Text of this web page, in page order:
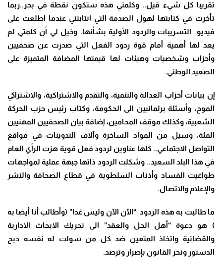
تقريبا كل شيء قيل.. وكلمتي هذه ستكون نقطة في بحر..ربما
تأخرت في كتابتها لهول الصدمة التي انتابتني عندما اطلعت على
فيديو التسريبات والردود الأولية بشأنها. وخيل لي أن كلمتي لم
يعد لها أهمية أمام قوة ردود الفعل التي صدرت عن صحفيين
وأحزاب وشخصيات وهيئات لها قيمتها المضافة المتميزة على
الصعيد الوطني.
إن بيانات أحزاب العدالة والتنمية، والتقدم والاشتراكية، والاشتراكي
الموح، وأسئلة برلمانيين الى الحكومة، وكتاب رئيس حزب الحركة
الشعبية، وكذلك موقف المحامين، إضافة بيان الصحفيين المهنيين
المئة، وسيل من المواد الساخرة وآلاف التدوينات في مواقع
التواصل الاجتماعي.. كلها عناوين لردود فعل قوية هزت الرأي العام
في هذا البلد السعيد.. وشكلت الردود ذاتها جبهة عملية لمواجهات
طواغيت الفساد وأذناب السلطوية في قطاع الصحافة والنشر
والإعلام والاتصال.
ما طالبت به هذه الردود “الآن الآن وليس غدا” (وأطالب أنا أيضا به
) هو دعوة “أهل الحل والعقد” الى تحريك الابحاث الادارية
والقضائية واتخاذ المتعين ضد كل من سولت له نفسه دبح
الدستور ونحر القانون بإصرار وترصد.